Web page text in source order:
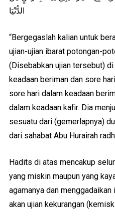
الدُّنْيَا
“Bergegaslah kalian untuk
ujian-ujian ibarat potongan-
(Disebabkan ujian tersebut)
keadaan beriman dan sore
sore hari dalam keadaan
dalam keadaan kafir. Dia
sesuatu dari (gemerlapnya)
dari sahabat Abu Hurairah
Hadits di atas mencakup
yang miskin maupun yang
agamanya dan menggadaikan
akan ujian kekurangan